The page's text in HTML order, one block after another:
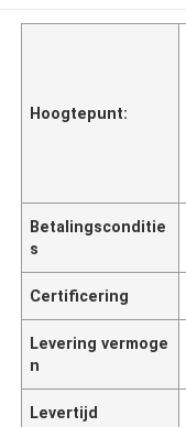
Hoogtepunt:
Betalingsconditie
s
Certificering
Levering vermoge
n
Levertijd